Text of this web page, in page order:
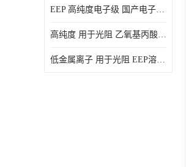
EEP 高纯度电子级 国产电子级EEP
高纯度 用于光阻 乙氧基丙酸乙酯电子级
低金属离子 用于光阻 EEP溶剂电子级